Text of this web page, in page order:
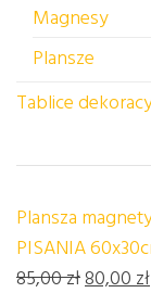
Magnesy
Plansze
Tablice
Plansza
PISANIA
85,00zł80,00 zł